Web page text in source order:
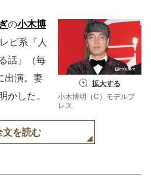
拡大する
小木博明（C）モデルプ
レス
の小木博
ビ系『人
話』（毎
出演。妻
した。
文を読む